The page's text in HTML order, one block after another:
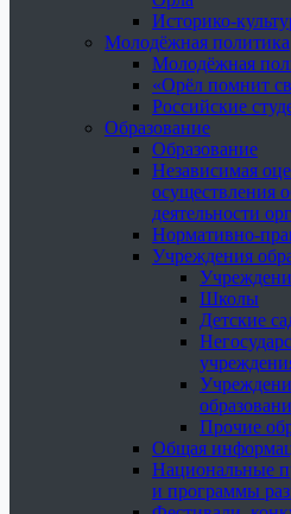
Историко-
Молодёжная политика
Молодёжная
«Орёл помнит
Российские
Образование
Образование
Независимая
осуществления
деятельности
Нормативно-
Учреждения
Школы
Детские
Прочие
Общая
Национальные
и программы